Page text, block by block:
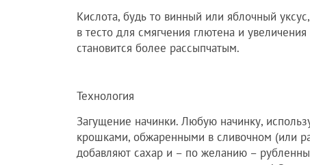
Кислота, будь то винный или яблочный
в тесто для смягчения глютена и
становится более рассыпчатым.
Технология
Загущение начинки. Любую начинку,
крошками, обжаренными в сливочном (или
добавляют сахар и – по желанию –